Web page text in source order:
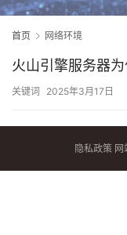
首页 网络环境
火山引擎服务器
关键词 2025年3月17日
隐私政策 网